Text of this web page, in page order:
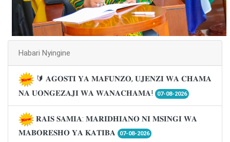
Habari Nyingine
🔰 𝐀𝐆𝐎𝐒𝐓𝐈 𝐘𝐀 𝐌𝐀𝐅𝐔𝐍𝐙𝐎, 𝐔𝐉𝐄𝐍𝐙𝐈 𝐖𝐀 𝐂𝐇𝐀𝐌𝐀
𝐍𝐀 𝐔𝐎𝐍𝐆𝐄𝐙𝐀𝐉𝐈 𝐖𝐀 𝐖𝐀𝐍𝐀𝐂𝐇𝐀𝐌𝐀!
07-08-2026
𝐑𝐀𝐈𝐒 𝐒𝐀𝐌𝐈𝐀: 𝐌𝐀𝐑𝐈𝐃𝐇𝐈𝐀𝐍𝐎 𝐍𝐈 𝐌𝐒𝐈𝐍𝐆𝐈 𝐖𝐀
𝐌𝐀𝐁𝐎𝐑𝐄𝐒𝐇𝐎 𝐘𝐀 𝐊𝐀𝐓𝐈𝐁𝐀
07-08-2026